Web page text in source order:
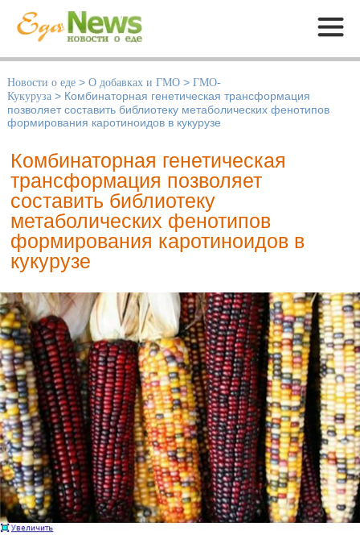
Меню
Новости о еде > О добавках и ГМО > ГМО-
Кукуруза > Комбинаторная генетическая трансформация
позволяет составить библиотеку метаболических фенотипов
формирования каротиноидов в кукурузе
Комбинаторная генетическая
трансформация позволяет
составить библиотеку
метаболических фенотипов
формирования каротиноидов в
кукурузе